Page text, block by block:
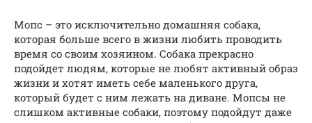
Мопс – это исключительно домашняя собака,
которая больше всего в жизни любить проводить
время со своим хозяином. Собака прекрасно
подойдет людям, которые не любят активный образ
жизни и хотят иметь себе маленького друга,
который будет с ним лежать на диване. Мопсы не
слишком активные собаки, поэтому подойдут даже